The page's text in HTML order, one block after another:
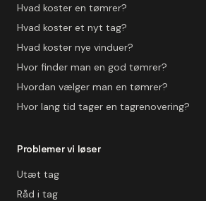
Hvad koster en tømrer?
Hvad koster et nyt tag?
Hvad koster nye vinduer?
Hvor finder man en god tømrer?
Hvordan vælger man en tømrer?
Hvor lang tid tager en tagrenovering?
Problemer vi løser
Utæt tag
Råd i tag